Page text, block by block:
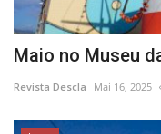
Maio no Museu
Revista Descla Mai 16, 2025